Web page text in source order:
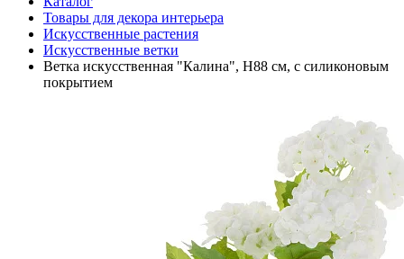
Товары для декора интерьера
Искусственные растения
Искусственные ветки
Ветка искусственная "Калина", H88 см, с силиконовым
покрытием